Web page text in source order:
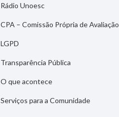
Rádio Unoesc
CPA – Comissão Própria de Avaliação
LGPD
Transparência Pública
O que acontece
Serviços para a Comunidade